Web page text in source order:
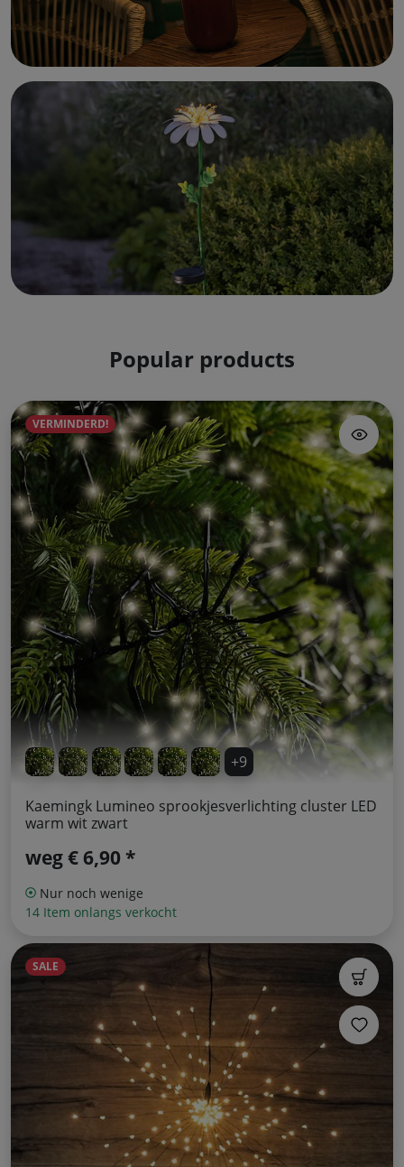
Decoratieve LED-glazen boom Vilma
Misleidend realistische LED-kaarsen
Popular products
+9
VERMINDERD!
Kaemingk Lumineo sprookjesverlichting cluster LED
warm wit zwart
weg€ 6,90 *
Nur noch wenige
14 Item onlangs verkocht
SALE